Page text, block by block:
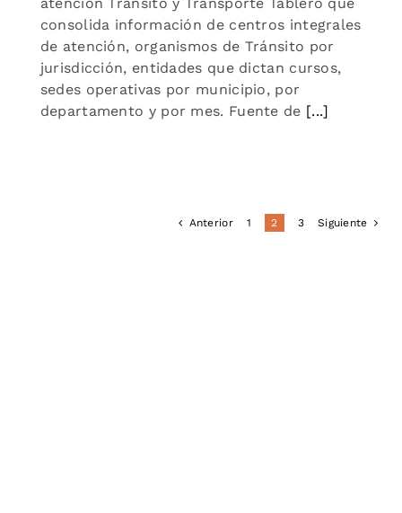
consolida información de centros integrales
de atención, organismos de Tránsito por
jurisdicción, entidades que dictan cursos,
sedes operativas por municipio, por
departamento y por mes. Fuente de [...]
Anterior 1 2 3 Siguiente